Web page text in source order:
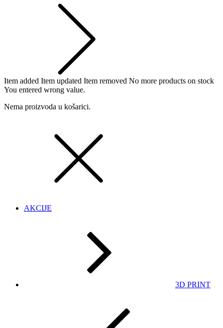
Item added Item updated Item removed No more products on stock
You entered wrong value.
Nema proizvoda u košarici.
AKCIJE
3D PRINT